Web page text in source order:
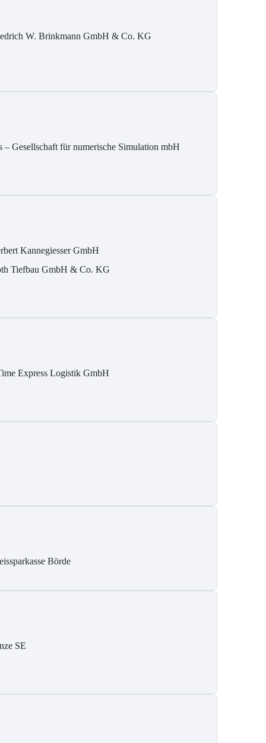
W. Brinkmann GmbH & Co. KG
– Gesellschaft für numerische Simulation mbH
Kannegiesser GmbH
Tiefbau GmbH & Co. KG
Express Logistik GmbH
Börde
SE